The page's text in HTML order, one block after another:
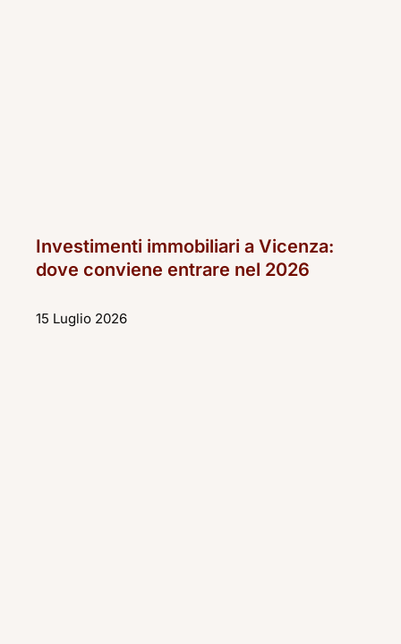
Investimenti immobiliari a Vicenza:
dove conviene entrare nel 2026
15 Luglio 2026